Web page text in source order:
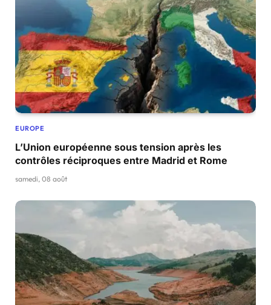
EUROPE
L’Union européenne sous tension après les
contrôles réciproques entre Madrid et Rome
samedi, 08 août